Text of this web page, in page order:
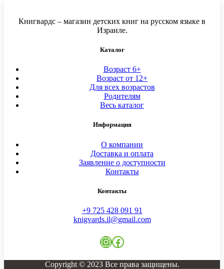
Книгвардс – магазин детских книг на русском языке в
Израиле.
Каталог
Возраст 6+
Возраст от 12+
Для всех возрастов
Родителям
Весь каталог
Информация
О компании
Доставка и оплата
Заявление о доступности
Контакты
Контакты
+9 725 428 091 91
knigvards.il@gmail.com
Instagram
Facebook
Copyright © 2023 Все права защищены.